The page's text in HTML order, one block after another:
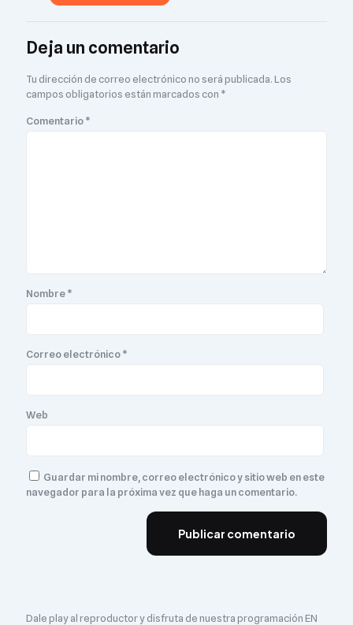
Deja un comentario
Tu dirección de correo electrónico no será publicada.Los
campos obligatorios están marcados con *
Comentario*
Nombre*
Correo electrónico*
Web
Guardar mi nombre, correo electrónico y sitio web en este
navegador para la próxima vez que haga un comentario.
Dale play al reproductor y disfruta de nuestra programación EN